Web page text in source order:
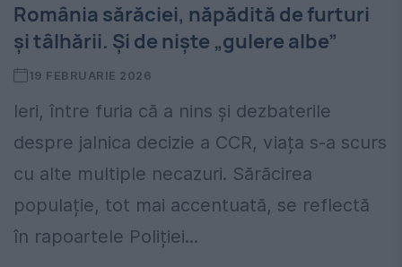
România sărăciei, năpădită de furturi
și tâlhării. Și de niște „gulere albe”
19 FEBRUARIE 2026
Ieri, între furia că a nins și dezbaterile
despre jalnica decizie a CCR, viața s-a scurs
cu alte multiple necazuri. Sărăcirea
populație, tot mai accentuată, se reflectă
în rapoartele Poliției...